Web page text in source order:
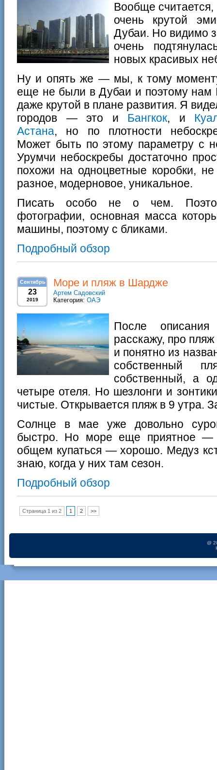
Вообще
очень крутой
Дубаи. Но видимо
очень
новых красивых
Ну и опять же — мы, к тому
еще не были в Дубаи и поэтому нам
даже крутой в плане развития. Я
городов — это и Бангкок, и
Астана, но по плотности
Может быть по этому параметру с
Урумчи небоскребы достаточно
похожи на одноцветные коробки,
разное, модерновое, уникальное.
Писать особо не о чем.
фотографии, основная масса
машины, поэтому с бликами.
Подробный обзор
Сентябрь
23
2019
Море и пляж в Шардже
Артем Садовский
Категория: ОАЭ
После
расскажу, про
и понятно из
собственный
собственный, а
четыре отеля. Но шезлонги и
чистые. Открывается пляж в 9 утра.
Солнце в мае уже довольно
быстро. Но море еще приятное —
общем купаться — хорошо. Медуз
знаю, когда у них там сезон.
Подробный обзор
Страница 1 из 2 1 2 >>
@